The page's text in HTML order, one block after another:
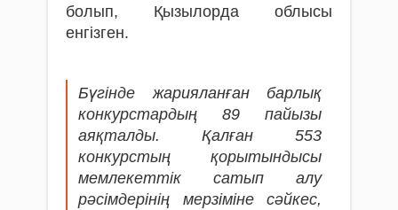
болып, Қызылорда облысы
енгізген.
Бүгінде жарияланған барлық
конкурстардың 89 пайызы
аяқталды. Қалған 553
конкурстың қорытындысы
мемлекеттік сатып алу
рәсімдерінің мерзіміне сәйкес,